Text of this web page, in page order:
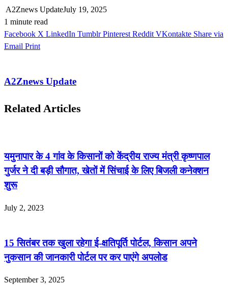
A2Znews UpdateJuly 19, 2025
1 minute read
Facebook X LinkedIn Tumblr Pinterest Reddit VKontakte Share via
Email Print
A2Znews Update
Related Articles
यमुनापार के 4 गांव के किसानों को केंद्रीय राज्य मंत्री कृष्णपाल
गुर्जर ने दी बड़ी सौगात, खेतों में सिंचाई के लिए बिजली कनेक्शन
शुरू
July 2, 2023
15 सितंबर तक खुला रहेगा ई-क्षतिपूर्ति पोर्टल, किसान अपने
नुकसान की जानकारी पोर्टल पर कर पाएंगे अपलोड
September 3, 2025